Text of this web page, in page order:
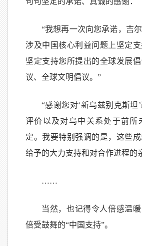
“我想再一次向您承诺，吉
涉及中国核心利益问题上坚定
坚定支持您所提出的全球发展
议、全球文明倡议。”
“感谢您对‘新乌兹别克斯坦
评价以及对乌中关系处于前所
定。我要特别强调的是，这些
给予的大力支持和对合作进程的
……
当然，也记得令人倍感温暖
倍受鼓舞的“中国支持”。